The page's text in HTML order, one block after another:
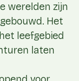
werelden zijn
Het
leefgebied
laten